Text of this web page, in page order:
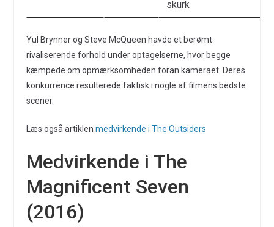
skurk
Yul Brynner og Steve McQueen havde et berømt
rivaliserende forhold under optagelserne, hvor begge
kæmpede om opmærksomheden foran kameraet. Deres
konkurrence resulterede faktisk i nogle af filmens bedste
scener.
Læs også artiklen medvirkende i The Outsiders
Medvirkende i The
Magnificent Seven
(2016)